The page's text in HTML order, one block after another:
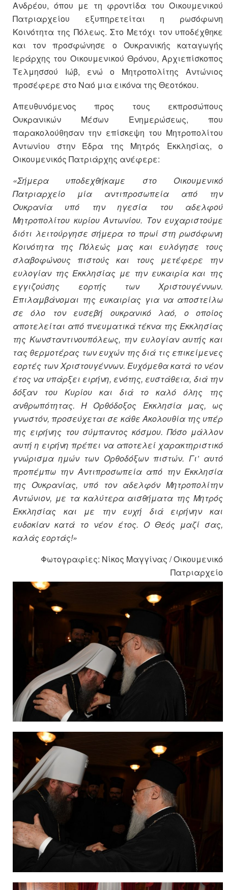
Ανδρέου, όπου με τη φροντίδα του Οικουμενικού
Πατριαρχείου εξυπηρετείται η ρωσόφωνη
Κοινότητα της Πόλεως. Στο Μετόχι τον υποδέχθηκε
και τον προσφώνησε ο Ουκρανικής καταγωγής
Ιεράρχης του Οικουμενικού Θρόνου, Αρχιεπίσκοπος
Τελμησσού Ιώβ, ενώ ο Μητροπολίτης Αντώνιος
προσέφερε στο Ναό μια εικόνα της Θεοτόκου.
Απευθυνόμενος προς τους εκπροσώπους
Ουκρανικών Μέσων Ενημερώσεως, που
παρακολούθησαν την επίσκεψη του Μητροπολίτου
Αντωνίου στην Έδρα της Μητρός Εκκλησίας, ο
Οικουμενικός Πατριάρχης ανέφερε:
«Σήμερα υποδεχθήκαμε στο Οικουμενικό
Πατριαρχείο μία αντιπροσωπεία από την
Ουκρανία υπό την ηγεσία του αδελφού
Μητροπολίτου κυρίου Αντωνίου. Τον ευχαριστούμε
διότι λειτούργησε σήμερα το πρωί στη ρωσόφωνη
Κοινότητα της Πόλεώς μας και ευλόγησε τους
σλαβοφώνους πιστούς και τους μετέφερε την
ευλογίαν της Εκκλησίας με την ευκαιρία και της
εγγιζούσης εορτής των Χριστουγέννων.
Επιλαμβάνομαι της ευκαιρίας για να αποστείλω
σε όλο τον ευσεβή ουκρανικό λαό, ο οποίος
αποτελείται από πνευματικά τέκνα της Εκκλησίας
της Κωνσταντινουπόλεως, την ευλογίαν αυτής και
τας θερμοτέρας των ευχών της διά τις επικείμενες
εορτές των Χριστουγέννων. Ευχόμεθα κατά το νέον
έτος να υπάρξει ειρήνη, ενότης, ευστάθεια, διά την
δόξαν του Κυρίου και διά το καλό όλης της
ανθρωπότητας. Η Ορθόδοξος Εκκλησία μας, ως
γνωστόν, προσεύχεται σε κάθε Ακολουθία της υπέρ
της ειρήνης του σύμπαντος κόσμου. Πόσο μάλλον
αυτή η ειρήνη πρέπει να αποτελεί χαρακτηριστικό
γνώρισμα ημών των Ορθοδόξων πιστών. Γι’ αυτό
προπέμπω την Αντιπροσωπεία από την Εκκλησία
της Ουκρανίας, υπό τον αδελφόν Μητροπολίτην
Αντώνιον, με τα καλύτερα αισθήματα της Μητρός
Εκκλησίας και με την ευχή διά ειρήνην και
ευδοκίαν κατά το νέον έτος. Ο Θεός μαζί σας,
καλάς εορτάς!»
Φωτογραφίες: Νίκος Μαγγίνας / Οικουμενικό
Πατριαρχείο